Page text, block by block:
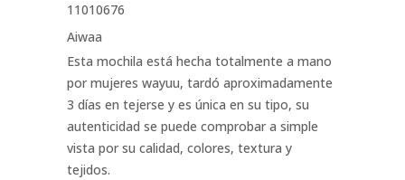
11010676
Aiwaa
Esta mochila está hecha totalmente a mano
por mujeres wayuu, tardó aproximadamente
3 días en tejerse y es única en su tipo, su
autenticidad se puede comprobar a simple
vista por su calidad, colores, textura y
tejidos.